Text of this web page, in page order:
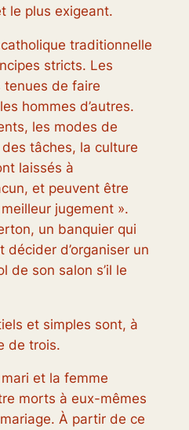
le plus exigeant.
traditionnelle
stricts. Les
tenues de faire
hommes d’autres.
les modes de
tâches, la culture
laissés à
et peuvent être
jugement ».
un banquier qui
d’organiser un
de son salon s’il le
et simples sont, à
de trois.
et la femme
morts à eux-mêmes
À partir de ce